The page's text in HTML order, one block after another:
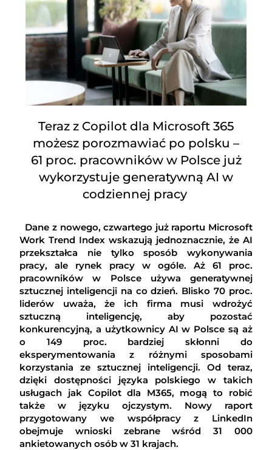
Teraz z Copilot dla Microsoft 365
możesz porozmawiać po polsku –
61 proc. pracowników w Polsce już
wykorzystuje generatywną AI w
codziennej pracy
Dane z nowego, czwartego już raportu Microsoft
Work Trend Index wskazują jednoznacznie, że AI
przekształca nie tylko sposób wykonywania
pracy, ale rynek pracy w ogóle. Aż 61 proc.
pracowników w Polsce używa generatywnej
sztucznej inteligencji na co dzień. Blisko 70 proc.
liderów uważa, że ich firma musi wdrożyć
sztuczną inteligencję, aby pozostać
konkurencyjną, a użytkownicy AI w Polsce są aż
o 149 proc. bardziej skłonni do
eksperymentowania z różnymi sposobami
korzystania ze sztucznej inteligencji. Od teraz,
dzięki dostępności języka polskiego w takich
usługach jak Copilot dla M365, mogą to robić
także w języku ojczystym. Nowy raport
przygotowany we współpracy z LinkedIn
obejmuje wnioski zebrane wśród 31 000
ankietowanych osób w 31 krajach.